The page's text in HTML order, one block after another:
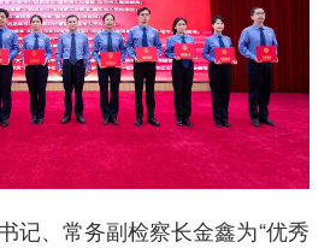
记、常务副检察长金鑫为“优秀